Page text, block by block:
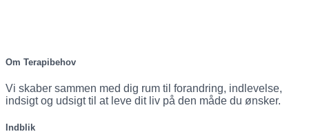
Om Terapibehov
Vi skaber sammen med dig rum til forandring, indlevelse,
indsigt og udsigt til at leve dit liv på den måde du ønsker.
Indblik